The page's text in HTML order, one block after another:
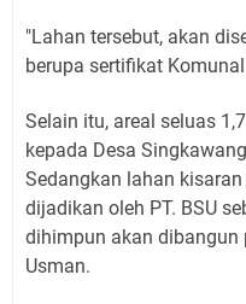
"Lahan tersebut, akan
berupa sertifikat
Selain itu, areal seluas
kepada Desa
Sedangkan lahan
dijadikan oleh PT. BSU
dihimpun akan dibangun
Usman.